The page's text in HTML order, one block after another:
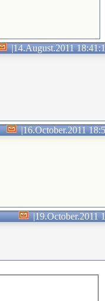
|14.August.2011
|16.October.2011
|19.October.2011